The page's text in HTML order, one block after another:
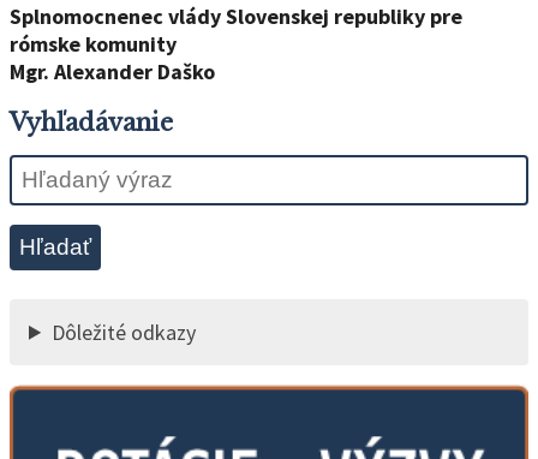
Splnomocnenec vlády Slovenskej republiky pre
rómske komunity
Mgr. Alexander Daško
Vyhľadávanie
Hľadať
Dôležité odkazy